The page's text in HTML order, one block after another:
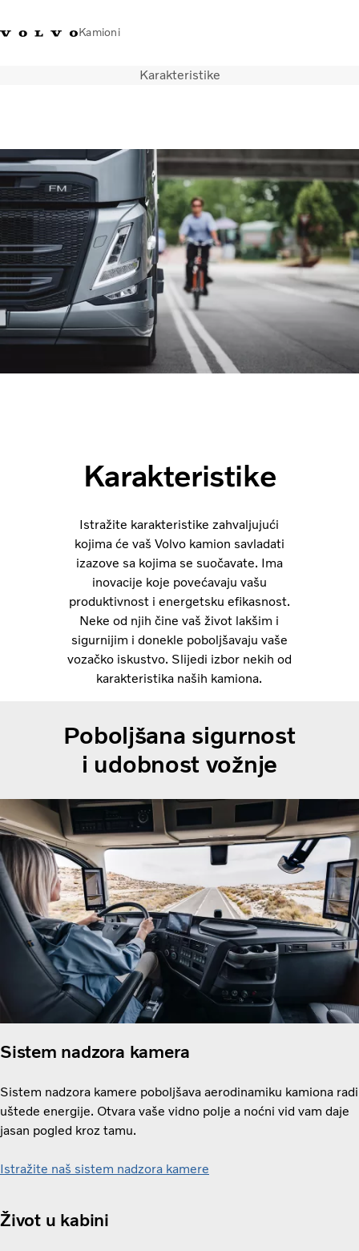
Kamioni
Prodavaonica Volvo Trucks
Transportna rješenja
Kamioni
Kampanje
Usluge
Lokator distributera
Vijesti
O nama
Volvo Truck Builder
Kontaktirajte nas
Karakteristike
Karakteristike
Istražite karakteristike zahvaljujući
kojima će vaš Volvo kamion savladati
izazove sa kojima se suočavate. Ima
inovacije koje povećavaju vašu
produktivnost i energetsku efikasnost.
Neke od njih čine vaš život lakšim i
sigurnijim i donekle poboljšavaju vaše
vozačko iskustvo. Slijedi izbor nekih od
karakteristika naših kamiona.
Poboljšana sigurnost
i udobnost vožnje
Sistem nadzora kamera
Sistem nadzora kamere poboljšava aerodinamiku kamiona radi
uštede energije. Otvara vaše vidno polje a noćni vid vam daje
jasan pogled kroz tamu.
Istražite naš sistem nadzora kamere
Život u kabini